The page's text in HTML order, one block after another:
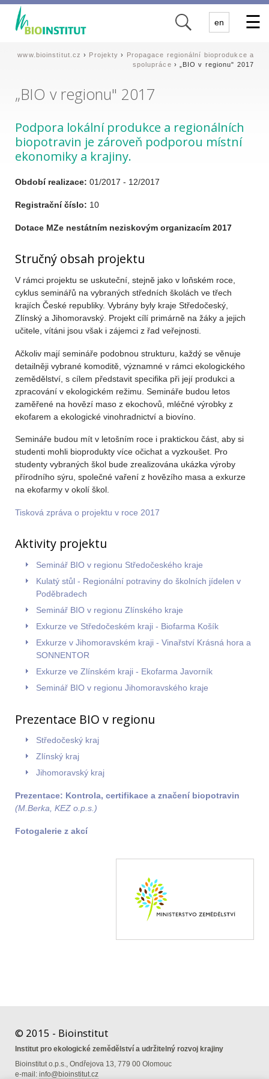
en
✕
www.bioinstitut.cz › Projekty › Propagace regionální bioprodukce a
spolupráce › „BIO v regionu" 2017
„BIO v regionu" 2017
Podpora lokální produkce a regionálních
biopotravin je zároveň podporou místní
ekonomiky a krajiny.
Období realizace: 01/2017 - 12/2017
Registrační číslo: 10
Dotace MZe nestátním neziskovým organizacím 2017
Stručný obsah projektu
V rámci projektu se uskuteční, stejně jako v loňském roce,
cyklus seminářů na vybraných středních školách ve třech
krajích České republiky. Vybrány byly kraje Středočeský,
Zlínský a Jihomoravský. Projekt cílí primárně na žáky a jejich
učitele, vítáni jsou však i zájemci z řad veřejnosti.
Ačkoliv mají semináře podobnou strukturu, každý se věnuje
detailněji vybrané komoditě, významné v rámci ekologického
zemědělství, s cílem představit specifika při její produkci a
zpracování v ekologickém režimu. Semináře budou letos
zaměřené na hovězí maso z ekochovů, mléčné výrobky z
ekofarem a ekologické vinohradnictví a biovíno.
Semináře budou mít v letošním roce i praktickou část, aby si
studenti mohli bioprodukty více očichat a vyzkoušet. Pro
studenty vybraných škol bude zrealizována ukázka výroby
přírodního sýru, společné vaření z hovězího masa a exkurze
na ekofarmy v okolí škol.
Tisková zpráva o projektu v roce 2017
Aktivity projektu
Seminář BIO v regionu Středočeského kraje
Kulatý stůl - Regionální potraviny do školních jídelen v
Poděbradech
Seminář BIO v regionu Zlínského kraje
Exkurze ve Středočeském kraji - Biofarma Košík
Exkurze v Jihomoravském kraji - Vinařství Krásná hora a
SONNENTOR
Exkurze ve Zlínském kraji - Ekofarma Javorník
Seminář BIO v regionu Jihomoravského kraje
Prezentace BIO v regionu
Středočeský kraj
Zlínský kraj
Jihomoravský kraj
Prezentace: Kontrola, certifikace a značení biopotravin
(M.Berka, KEZ o.p.s.)
Fotogalerie z akcí
© 2015 - Bioinstitut
Institut pro ekologické zemědělství a udržitelný rozvoj krajiny
Bioinstitut o.p.s., Ondřejova 13, 779 00 Olomouc
e-mail: info@bioinstitut.cz